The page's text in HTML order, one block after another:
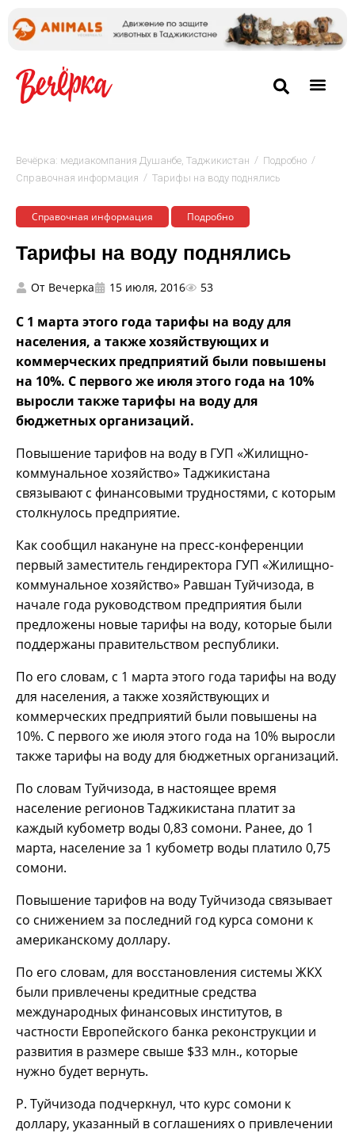
Вечёрка: медиакомпания Душанбе, Таджикистан / Подробно /
Cправочная информация / Тарифы на воду поднялись
Cправочная информация Подробно
Тарифы на воду поднялись
От Вечерка 15 июля, 2016 53
С 1 марта этого года тарифы на воду для
населения, а также хозяйствующих и
коммерческих предприятий были повышены
на 10%. С первого же июля этого года на 10%
выросли также тарифы на воду для
бюджетных организаций.
Повышение тарифов на воду в ГУП «Жилищно-
коммунальное хозяйство» Таджикистана
связывают с финансовыми трудностями, с которым
столкнулось предприятие.
Как сообщил накануне на пресс-конференции
первый заместитель гендиректора ГУП «Жилищно-
коммунальное хозяйство» Равшан Туйчизода, в
начале года руководством предприятия были
предложены новые тарифы на воду, которые были
поддержаны правительством республики.
По его словам, с 1 марта этого года тарифы на воду
для населения, а также хозяйствующих и
коммерческих предприятий были повышены на
10%. С первого же июля этого года на 10% выросли
также тарифы на воду для бюджетных организаций.
По словам Туйчизода, в настоящее время
население регионов Таджикистана платит за
каждый кубометр воды 0,83 сомони. Ранее, до 1
марта, население за 1 кубометр воды платило 0,75
сомони.
Повышение тарифов на воду Туйчизода связывает
со снижением за последний год курса сомони к
американскому доллару.
По его словам, для восстановления системы ЖКХ
были привлечены кредитные средства
международных финансовых институтов, в
частности Европейского банка реконструкции и
развития в размере свыше $33 млн., которые
нужно будет вернуть.
Р. Туйчизода подчеркнул, что курс сомони к
доллару, указанный в соглашениях о привлечении